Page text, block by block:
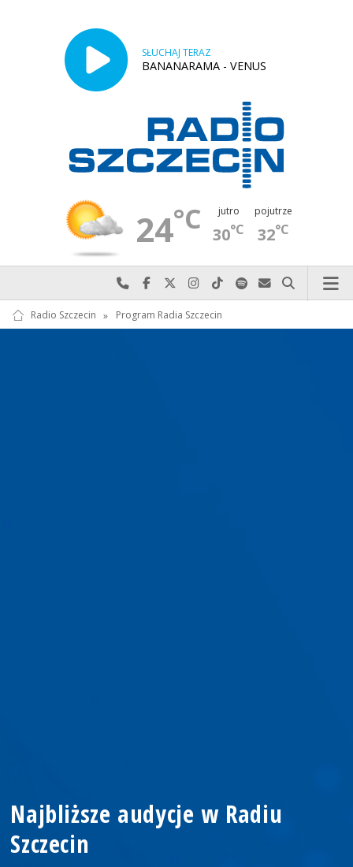
SŁUCHAJ TERAZ
BANANARAMA - VENUS
24°C jutro
30°C
pojutrze
32°C
Najlepiej po prostu do nas zadzwoń
Odwiedź nas na Facebook-u
Odwiedź nas na X
Odwiedź nas na Instagram-ie
Odwiedź nas na TikTok-u
Szukaj nas na Spotify
Wyślij do nas
Szukaj
Radio Szczecin » Program Radia Szczecin
Najbliższe audycje w Radiu
Szczecin